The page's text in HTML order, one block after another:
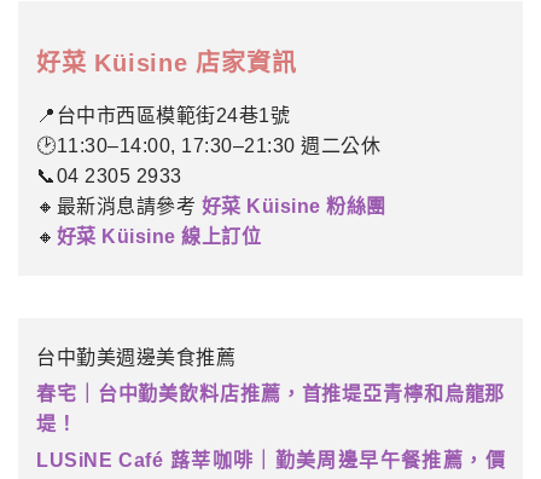
好菜 Küisine 店家資訊
📍台中市西區模範街24巷1號
🕑11:30–14:00, 17:30–21:30 週二公休
📞04 2305 2933
🔸最新消息請參考 好菜 Küisine 粉絲團
🔸 好菜 Küisine 線上訂位
台中勤美週邊美食推薦
春宅｜台中勤美飲料店推薦，首推堤亞青檸和烏龍那
堤！
LUSiNE Café 蕗莘咖啡｜勤美周邊早午餐推薦，價